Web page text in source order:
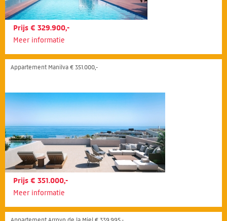
Prijs € 329.900,-
Meer informatie
Appartement Manilva € 351.000,-
Prijs € 351.000,-
Meer informatie